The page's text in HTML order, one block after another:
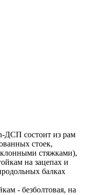
ДСП состоит из рам
стоек,
стяжками),
на зацепах и
балках
- безболтовая, на